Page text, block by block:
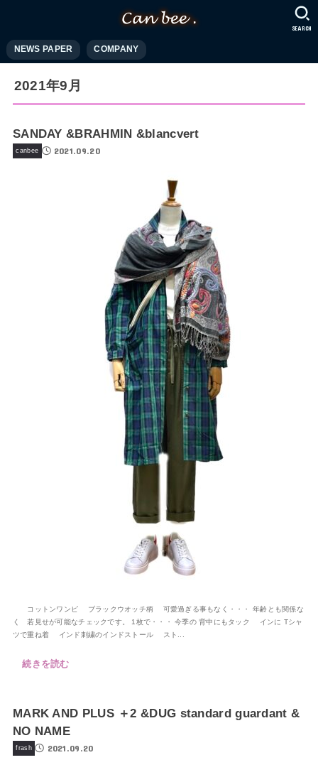
NEWS PAPER COMPANY
SEARCH
2021年9月
SANDAY &BRAHMIN &blancvert
canbee 2021.09.20
コットンワンピ ブラックウオッチ柄 可愛過ぎる事もなく・・・ 年齢とも関係な
く 若見せが可能なチェックです。 1枚で・・・ 今季の 背中にもタック インに Tシャ
ツで重ね着 インド刺繍のインドストール スト...
続きを読む
MARK AND PLUS ＋2 &DUG standard guardant &
NO NAME
frash 2021.09.20